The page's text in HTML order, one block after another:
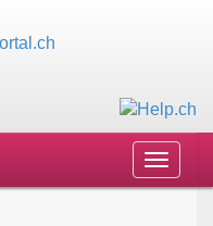
Toggle